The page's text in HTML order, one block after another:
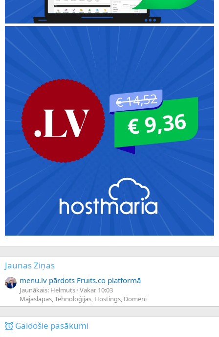
Jaunas Ziņas
menu.lv pārdots Fruits.co platformā
Jaunākais: Helmuts Vakar 10:03
Mājaslapas, Tehnoloģijas, Hostings, Domēni
Gaidošie pasākumi